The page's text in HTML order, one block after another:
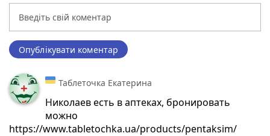
Опублікувати коментар
Таблеточка Екатерина
Николаев есть в аптеках, бронировать
можно
https://www.tabletochka.ua/products/pentaksim/